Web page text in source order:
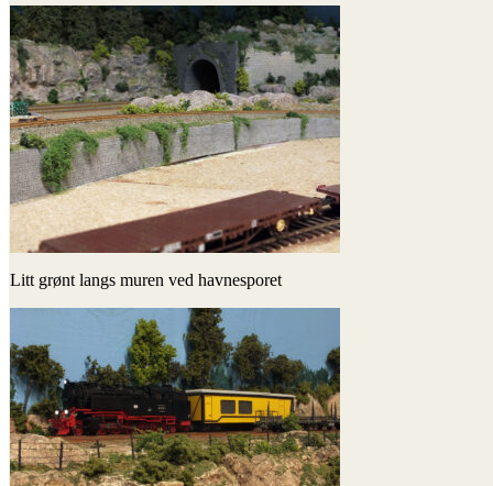
Litt grønt langs muren ved havnesporet